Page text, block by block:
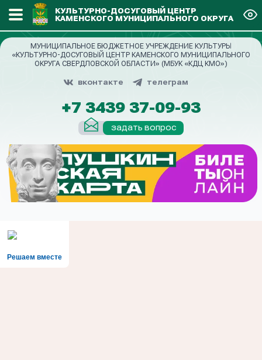
КУЛЬТУРНО-ДОСУГОВЫЙ ЦЕНТР
КАМЕНСКОГО МУНИЦИПАЛЬНОГО ОКРУГА
МУНИЦИПАЛЬНОЕ БЮДЖЕТНОЕ УЧРЕЖДЕНИЕ КУЛЬТУРЫ
«КУЛЬТУРНО-ДОСУГОВЫЙ ЦЕНТР КАМЕНСКОГО МУНИЦИПАЛЬНОГО
ОКРУГА СВЕРДЛОВСКОЙ ОБЛАСТИ» (МБУК «КДЦ КМО»)
вконтакте телеграм
+7 3439 37-09-93
задать вопрос
Решаем вместе